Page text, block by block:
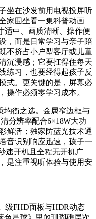
坐在沙发前用电视投屏听
家围坐看一集科普动画
中、画质清晰、操作便
，而是日常学习与亲子陪
不挤占小户型客厅或儿童
沉浸感；它要扛得住每天
练习，也要经得起孩子反
式。更关键的是，屏幕必
操作必须零学习成本。
均衡之选。金属窄边框与
分辨率配合6×18W大功
鲜活；独家防蓝光技术通
音识别响应迅速，孩子一
速开机且全程无开机广
是注重视听体验与使用安
级FHD面板与HDR动态